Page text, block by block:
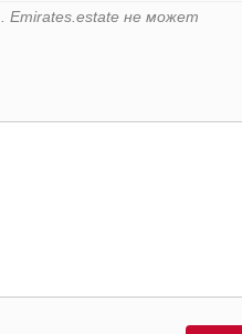
Emirates.estate не может